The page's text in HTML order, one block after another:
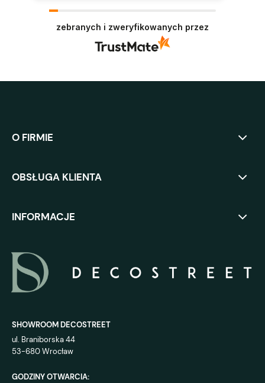
zebranych i zweryfikowanych przez
O FIRMIE
OBSŁUGA KLIENTA
INFORMACJE
SHOWROOM DECOSTREET
ul. Braniborska 44
53-680 Wrocław
GODZINY OTWARCIA: